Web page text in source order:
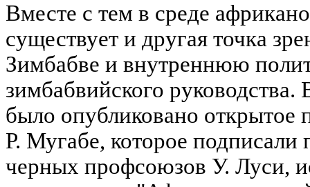
Вместе с тем в среде
существует и другая точка
Зимбабве и внутреннюю
зимбабвийского
было опубликовано открытое
Р. Мугабе, которое подписали
черных профсоюзов У. Луси,